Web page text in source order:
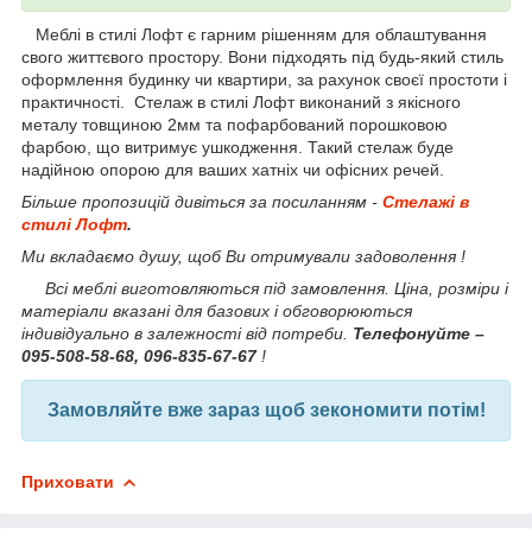
Меблі в стилі Лофт є гарним рішенням для облаштування
свого життєвого простору. Вони підходять під будь-який стиль
оформлення будинку чи квартири, за рахунок своєї простоти і
практичності. Стелаж в стилі Лофт виконаний з якісного
металу товщиною 2мм та пофарбований порошковою
фарбою, що витримує ушкодження. Такий стелаж буде
надійною опорою для ваших хатніх чи офісних речей.
Більше пропозицій дивіться за посиланням - Стелажі в
стилі Лофт.
Ми вкладаємо душу, щоб Ви отримували задоволення !
Всі меблі виготовляються під замовлення. Ціна, розміри і
матеріали вказані для базових і обговорюються
індивідуально в залежності від потреби. Телефонуйте –
095-508-58-68, 096-835-67-67 !
Замовляйте вже зараз щоб зекономити потім!
Приховати